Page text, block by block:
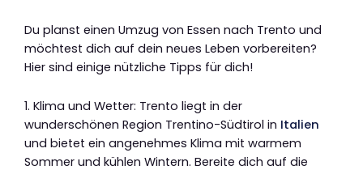
Du planst einen Umzug von Essen nach Trento und
möchtest dich auf dein neues Leben vorbereiten?
Hier sind einige nützliche Tipps für dich!
1. Klima und Wetter: Trento liegt in der
wunderschönen Region Trentino-Südtirol in Italien
und bietet ein angenehmes Klima mit warmem
Sommer und kühlen Wintern. Bereite dich auf die